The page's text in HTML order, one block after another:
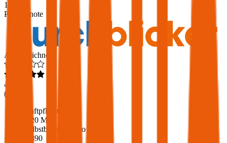
1,9
Produktnote
Ausgezeichnet
4,6
(
Haftpflicht
€ 20 Mio.
Selbstbehalt Kasko
€ 390